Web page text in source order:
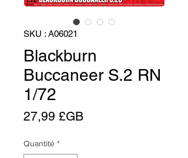
SKU : A06021
Blackburn
Buccaneer S.2 RN
1/72
27,99 £GBPrix
Quantité *